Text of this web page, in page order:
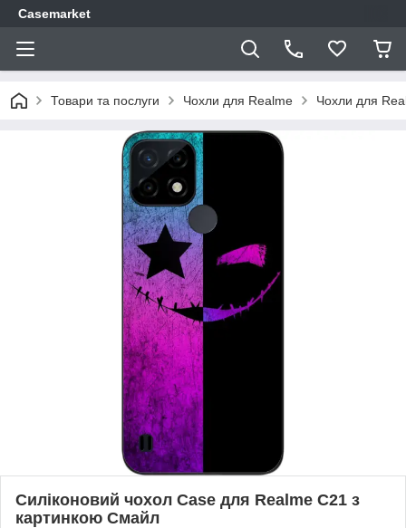
Casemarket
Товари та послуги Чохли для Realme Чохли для
Силіконовий чохол Case для Realme C21 з
картинкою Смайл